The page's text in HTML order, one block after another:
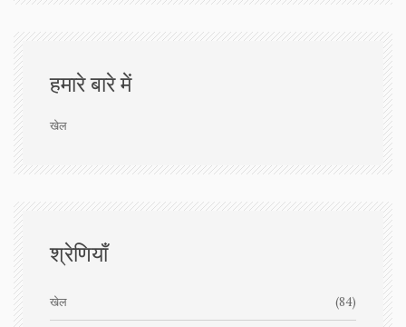
हमारे बारे में
खेल
श्रेणियाँ
खेल (84)